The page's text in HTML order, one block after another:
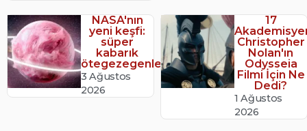
NASA'nın
yeni keşfi:
süper
kabarık
ötegezegenler
3 Ağustos
2026
17
Christopher
Nolan'ın
Odysseia
Filmi İçin Ne
Dedi?
1 Ağustos
2026